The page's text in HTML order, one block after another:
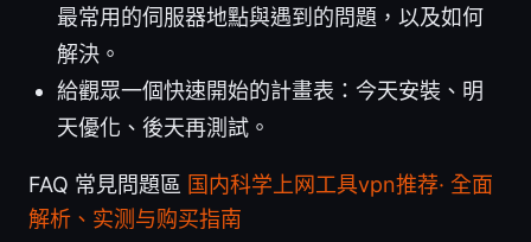
最常用的伺服器地點與遇到的問題，以及如何
解決。
給觀眾一個快速開始的計畫表：今天安裝、明
天優化、後天再測試。
FAQ 常見問題區 国内科学上网工具vpn推荐· 全面
解析、实测与购买指南